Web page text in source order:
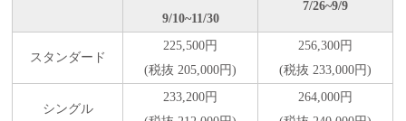
9/10~11/30
7/26~9/9
スタンダード
225,500円
(税抜 205,000円)
256,300円
(税抜 233,000円)
シングル
233,200円
264,000円